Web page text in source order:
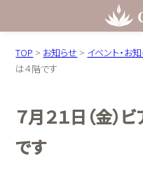
TOP > お知らせ > イベント・お
は４階です
７月２１日（金）
です